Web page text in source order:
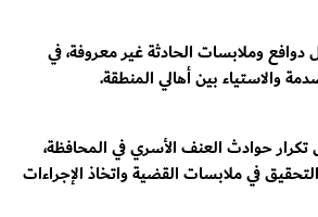
وملابسات الحادثة غير معروفة، في
والاستياء بين أهالي المنطقة.
تكرار حوادث العنف الأسري في المحافظة،
في ملابسات القضية واتخاذ الإجراءات